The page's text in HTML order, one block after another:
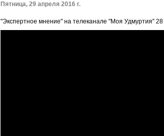
Пятница, 29 апреля 2016 г.
"Экспертное мнение" на телеканале "Моя Удмуртия" 28